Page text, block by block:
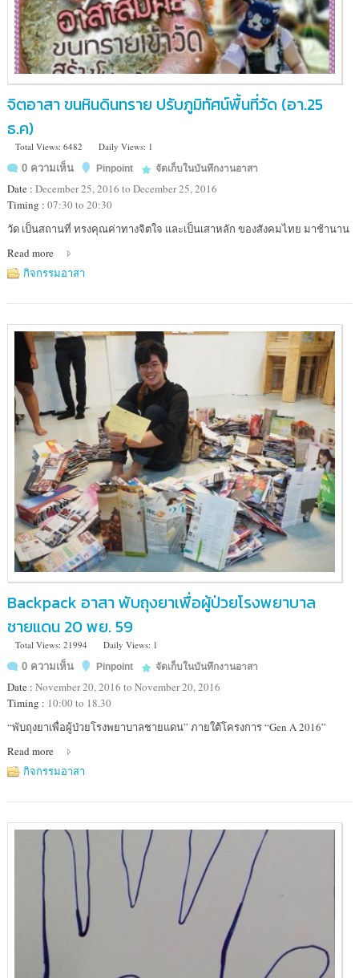
จิตอาสา ขนหินดินทราย ปรับภูมิทัศน์พื้นที่วัด (อา.25
ธ.ค)
Total Views: 6482
Daily Views: 1
0 ความเห็น
Pinpoint จัดเก็บในบันทึกงานอาสา
Date : December 25, 2016 to December 25, 2016
Timing : 07:30 to 20:30
Location
วัด
มณี
ต.ท่า
คา
อ.อัมพวา
จ.สมุทรสงคราม
ตลาด
น้ำ
อัมพวา
วัด เป็นสถานที่ ทรงคุณค่าทางจิตใจ และเป็นเสาหลัก ของสังคมไทย มาช้านาน
Read more
กิจกรรมอาสา
Backpack อาสา พับถุงยาเพื่อผู้ป่วยโรงพยาบาล
ชายแดน 20 พย. 59
Total Views: 21994
Daily Views: 1
0 ความเห็น
Pinpoint จัดเก็บในบันทึกงานอาสา
Date : November 20, 2016 to November 20, 2016
Timing : 10:00 to 18.30
Location
หอ
ศิลป
กรุงเทพ(BACC)
ห้อง
Inspiring
Thailand
“พับถุงยาเพื่อผู้ป่วยโรงพยาบาลชายแดน” ภายใต้โครงการ “Gen A 2016”
Read more
กิจกรรมอาสา